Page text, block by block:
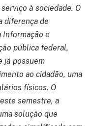
à sociedade. O
diferença de
Informação e
pública federal,
já possuem
ao cidadão, uma
físicos. O
semestre, a
solução que